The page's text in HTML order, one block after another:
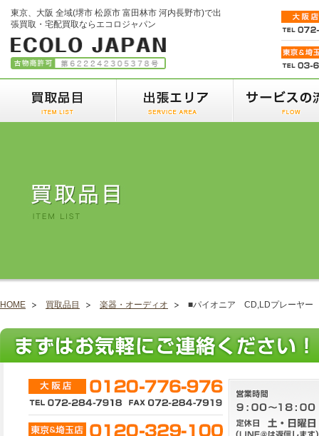
東京、大阪 全域(堺市 松原市 富田林市 河内長野市)で出
張買取・宅配買取ならエコロジャパン
HOME 買取品目 楽器・オーディオ ■パイオニア CD,LDプレーヤ